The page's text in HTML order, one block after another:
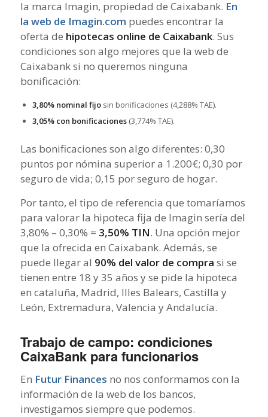
la marca Imagin, propiedad de Caixabank. En
la web de Imagin.com puedes encontrar la
oferta de hipotecas online de Caixabank. Sus
condiciones son algo mejores que la web de
Caixabank si no queremos ninguna
bonificación:
3,80% nominal fijosin bonificaciones (4,288% TAE).
3,05% con bonificaciones(3,774% TAE).
Las bonificaciones son algo diferentes: 0,30
puntos por nómina superior a 1.200€; 0,30 por
seguro de vida; 0,15 por seguro de hogar.
Por tanto, el tipo de referencia que tomaríamos
para valorar la hipoteca fija de Imagin sería del
3,80% – 0,30% = 3,50% TIN. Una opción mejor
que la ofrecida en Caixabank. Además, se
puede llegar al 90% del valor de compra si se
tienen entre 18 y 35 años y se pide la hipoteca
en cataluña, Madrid, Illes Balears, Castilla y
León, Extremadura, Valencia y Andalucía.
Trabajo de campo: condiciones
CaixaBank para funcionarios
En Futur Finances no nos conformamos con la
información de la web de los bancos,
investigamos siempre que podemos.